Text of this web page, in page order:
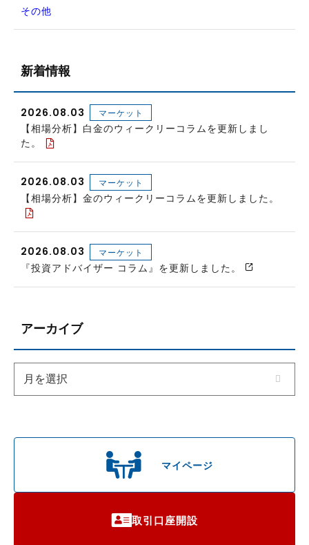
マイページ
取引口座開設
その他
新着情報
2026.08.03 マーケット
【相場分析】白金のウィークリーコラムを更新しまし
た。
2026.08.03 マーケット
【相場分析】金のウィークリーコラムを更新しました。
2026.08.03 マーケット
『投資アドバイザー コラム』を更新しました。
アーカイブ